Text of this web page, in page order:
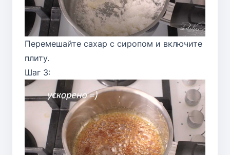
Перемешайте сахар с сиропом и включите
плиту.
Шаг 3: